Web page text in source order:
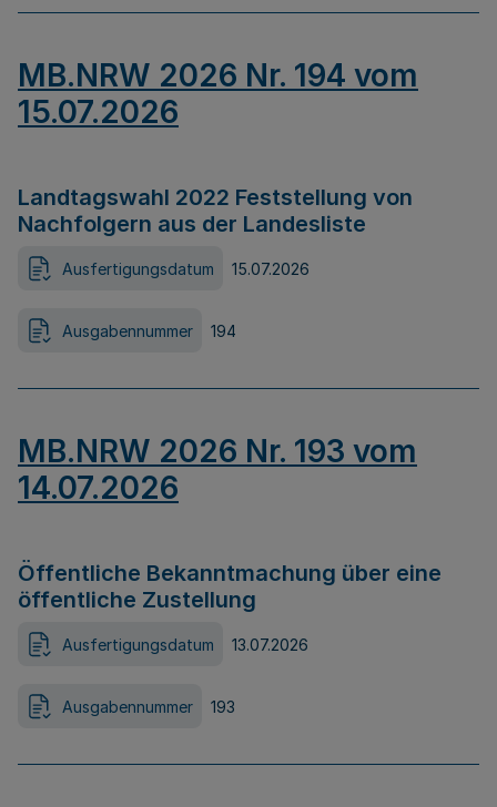
MB.NRW 2026 Nr. 194 vom
15.07.2026
Landtagswahl 2022 Feststellung von
Nachfolgern aus der Landesliste
Ausfertigungsdatum 15.07.2026
Ausgabennummer 194
MB.NRW 2026 Nr. 193 vom
14.07.2026
Öffentliche Bekanntmachung über eine
öffentliche Zustellung
Ausfertigungsdatum 13.07.2026
Ausgabennummer 193